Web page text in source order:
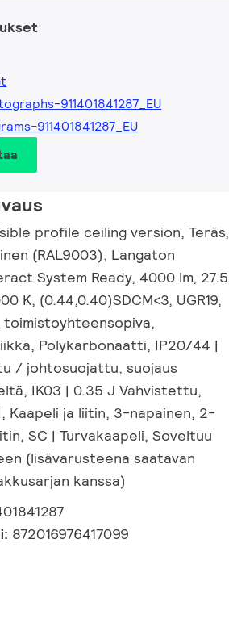
911401841287_EU
911401841287_EU
profile ceiling version, Teräs,
(RAL9003), Langaton
System Ready, 4000 lm, 27.5
K, (0.44,0.40)SDCM<3, UGR19,
toimistoyhteensopiva,
Polykarbonaatti, IP20/44 |
/ johtosuojattu, suojaus
IK03 | 0.35 J Vahvistettu,
Kaapeli ja liitin, 3-napainen, 2-
SC | Turvakaapeli, Soveltuu
(lisävarusteena saatavan
kanssa)
872016976417099